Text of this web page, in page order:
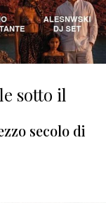
sotto il
secolo di